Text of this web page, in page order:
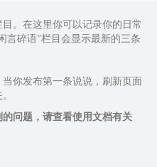
。在这里你可以记录你的日常
言碎语”栏目会显示最新的三条
你发布第一条说说，刷新页面
问题，请查看使用文档有关